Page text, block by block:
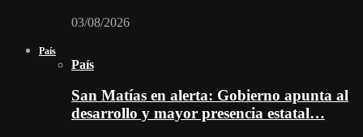
03/08/2026
País
País
San Matías en alerta: Gobierno apunta al
desarrollo y mayor presencia estatal…